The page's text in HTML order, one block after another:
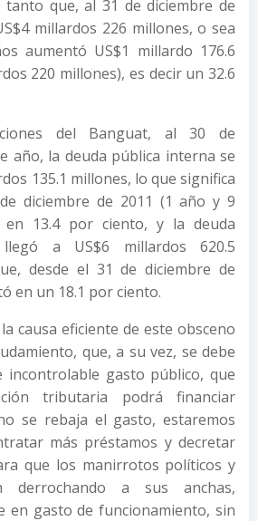
tanto que, al 31 de diciembre de
millardos 226 millones, o sea
aumentó US$1 millardo 176.6
220 millones), es decir un 32.6
del Banguat, al 30 de
año, la deuda pública interna se
135.1 millones, lo que significa
diciembre de 2011 (1 año y 9
en 13.4 por ciento, y la deuda
a US$6 millardos 620.5
desde el 31 de diciembre de
en un 18.1 por ciento.
causa eficiente de este obsceno
que, a su vez, se debe
gasto público, que
tributaria podrá financiar
se rebaja el gasto, estaremos
más préstamos y decretar
que los manirrotos políticos y
derrochando a sus anchas,
en gasto de funcionamiento, sin